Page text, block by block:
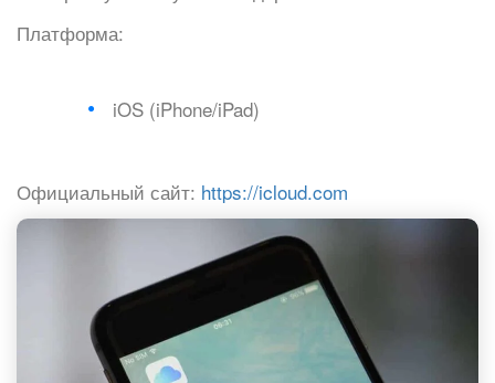
Платформа:
iOS (iPhone/iPad)
Официальный сайт: https://icloud.com